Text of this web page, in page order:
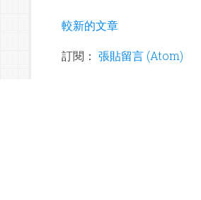
較新的文章
訂閱：張貼留言 (Atom)